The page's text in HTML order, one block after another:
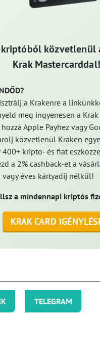
közvetlenül
Krak Mastercarddal!
a Krakenre a
meg ingyenesen a Krak
Apple Payhez vagy
közvetlenül Kraken
400+ kripto- és fiat
a 2% cashback-et a
vagy éves kártyadíj nélkül!
a mindennapi kriptós
KRAK CARD
TELEGRAM